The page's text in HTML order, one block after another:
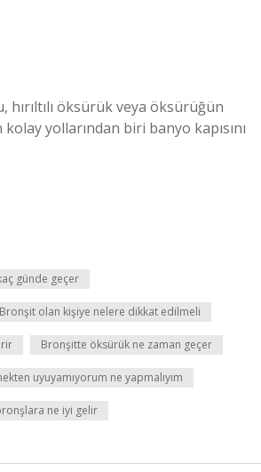
öksürük veya öksürüğün
yollarından biri banyo kapısını
günde geçer
Bronşit olan kişiye nelere dikkat edilmeli
Bronşitte öksürük ne zaman geçer
uyuyamıyorum ne yapmalıyım
ne iyi gelir